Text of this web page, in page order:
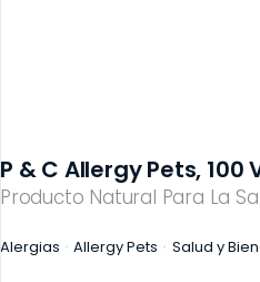
Producto Natural Para La
P & C Allergy Pets, 100
Alergias Allergy Pets Salud y